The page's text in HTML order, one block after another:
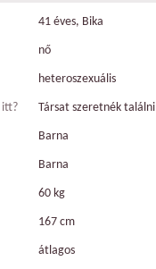
41 éves, Bika
nő
heteroszexuális
itt? Társat szeretnék találni
Barna
Barna
60 kg
167 cm
átlagos